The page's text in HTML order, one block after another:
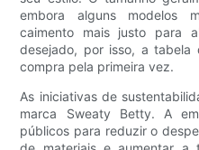
embora alguns modelos
caimento mais justo para
desejado, por isso, a tabela
compra pela primeira vez.
As iniciativas de
marca Sweaty Betty. A
públicos para reduzir o